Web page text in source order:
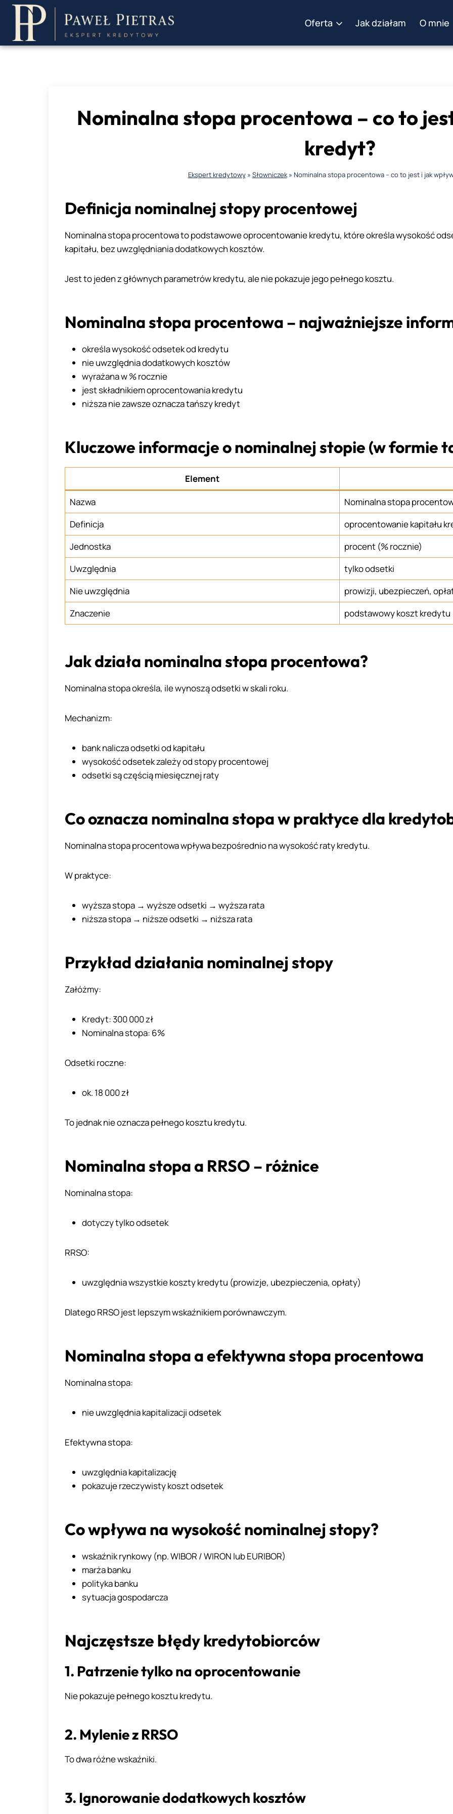
Przejdź
treści
Oferta Jak działam O mnie
Nominalna stopa procentowa – co to
kredyt?
Ekspert kredytowy» Słowniczek» Nominalna stopa procentowa – co to jest i jak
Definicja nominalnej stopy procentowej
Nominalna stopa procentowa to podstawowe oprocentowanie kredytu, które określa wysokość
kapitału, bez uwzględniania dodatkowych kosztów.
Jest to jeden z głównych parametrów kredytu, ale nie pokazuje jego pełnego kosztu.
Nominalna stopa procentowa – najważniejsze
określa wysokość odsetek od kredytu
nie uwzględnia dodatkowych kosztów
wyrażana w % rocznie
jest składnikiem oprocentowania kredytu
niższa nie zawsze oznacza tańszy kredyt
Kluczowe informacje o nominalnej stopie (w formie
Element
Nazwa
Nominalna stopa
Definicja
oprocentowanie kapitału
Jednostka
procent (% rocznie)
Uwzględnia
tylko odsetki
Nie uwzględnia
prowizji, ubezpieczeń,
Znaczenie
podstawowy koszt kredytu
Jak działa nominalna stopa procentowa?
Nominalna stopa określa, ile wynoszą odsetki w skali roku.
Mechanizm:
bank nalicza odsetki od kapitału
wysokość odsetek zależy od stopy procentowej
odsetki są częścią miesięcznej raty
Co oznacza nominalna stopa w praktyce dla
Nominalna stopa procentowa wpływa bezpośrednio na wysokość raty kredytu.
W praktyce:
wyższa stopa → wyższe odsetki → wyższa rata
niższa stopa → niższe odsetki → niższa rata
Przykład działania nominalnej stopy
Załóżmy:
Kredyt: 300 000 zł
Nominalna stopa: 6%
Odsetki roczne:
ok. 18 000 zł
To jednak nie oznacza pełnego kosztu kredytu.
Nominalna stopa a RRSO – różnice
Nominalna stopa:
dotyczy tylko odsetek
RRSO:
uwzględnia wszystkie koszty kredytu (prowizje, ubezpieczenia, opłaty)
Dlatego RRSO jest lepszym wskaźnikiem porównawczym.
Nominalna stopa a efektywna stopa procentowa
Nominalna stopa:
nie uwzględnia kapitalizacji odsetek
Efektywna stopa:
uwzględnia kapitalizację
pokazuje rzeczywisty koszt odsetek
Co wpływa na wysokość nominalnej stopy?
wskaźnik rynkowy (np. WIBOR / WIRON lub EURIBOR)
marża banku
polityka banku
sytuacja gospodarcza
Najczęstsze błędy kredytobiorców
1. Patrzenie tylko na oprocentowanie
Nie pokazuje pełnego kosztu kredytu.
2. Mylenie z RRSO
To dwa różne wskaźniki.
3. Ignorowanie dodatkowych kosztów